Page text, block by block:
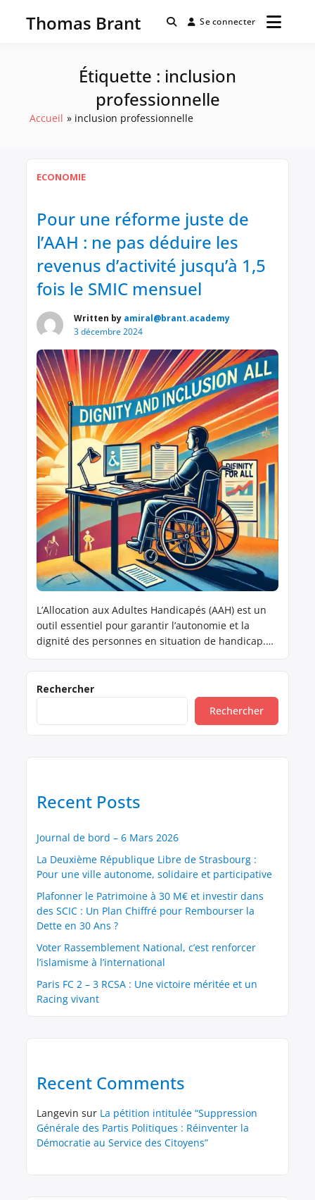
Thomas Brant Se connecter
Étiquette : inclusion
professionnelle
Accueil inclusion professionnelle
ECONOMIE
Pour une réforme juste de
l’AAH : ne pas déduire les
revenus d’activité jusqu’à 1,5
fois le SMIC mensuel
Written by amiral@brant.academy
3 décembre 2024
L’Allocation aux Adultes Handicapés (AAH) est un
outil essentiel pour garantir l’autonomie et la
dignité des personnes en situation de handicap.
injuste, mais il freine également l’inclusion
professionnelle et l’amélioration des conditions de
vie des bénéficiaires. Une réforme s’impose pour
Rechercher
Rechercher
Recent Posts
Journal de bord – 6 Mars 2026
La Deuxième République Libre de Strasbourg :
Pour une ville autonome, solidaire et participative
Plafonner le Patrimoine à 30 M€ et investir dans
des SCIC : Un Plan Chiffré pour Rembourser la
Dette en 30 Ans ?
Voter Rassemblement National, c’est renforcer
l’islamisme à l’international
Paris FC 2 – 3 RCSA : Une victoire méritée et un
Racing vivant
Recent Comments
Langevin sur La pétition intitulée “Suppression
Générale des Partis Politiques : Réinventer la
Démocratie au Service des Citoyens”